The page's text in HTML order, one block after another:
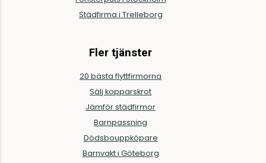
Städfirma i Trelleborg
Fler tjänster
20 bästa flyttfirmorna
Sälj kopparskrot
Jämför städfirmor
Barnpassning
Dödsbouppköpare
Barnvakt i Göteborg